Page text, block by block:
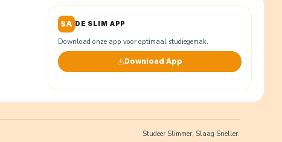
SA DE SLIM APP
Download onze app voor optimaal studiegemak.
Download App
Studeer Slimmer, Slaag Sneller.